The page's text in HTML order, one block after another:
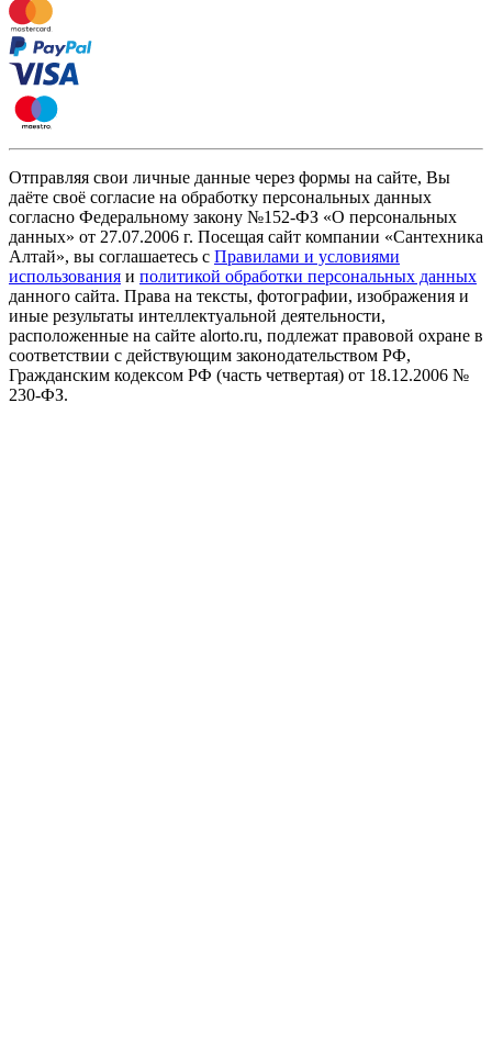
Отправляя свои личные данные через формы на сайте, Вы
даёте своё согласие на обработку персональных данных
согласно Федеральному закону №152-ФЗ «О персональных
данных» от 27.07.2006 г. Посещая сайт компании «Cантехника
Алтай», вы соглашаетесь с Правилами и условиями
использования и политикой обработки персональных данных
данного сайта. Права на тексты, фотографии, изображения и
иные результаты интеллектуальной деятельности,
расположенные на сайте alorto.ru, подлежат правовой охране в
соответствии с действующим законодательством РФ,
Гражданским кодексом РФ (часть четвертая) от 18.12.2006 №
230-ФЗ.